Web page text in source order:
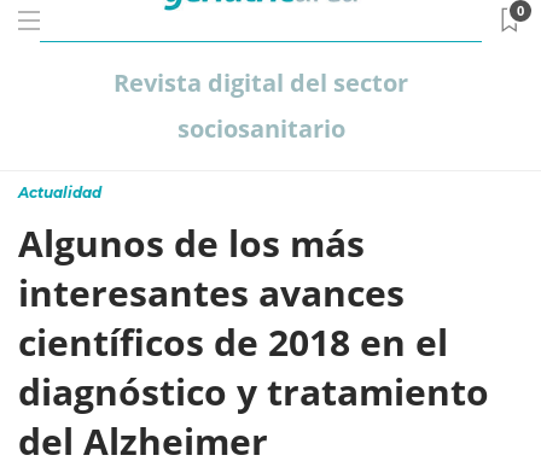
Revista digital del sector
sociosanitario
0
Actualidad
Algunos de los más
interesantes avances
científicos de 2018 en el
diagnóstico y tratamiento
del Alzheimer